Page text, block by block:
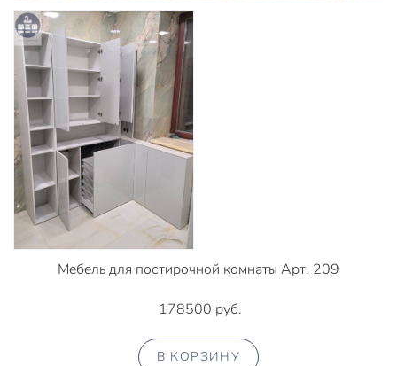
Мебель для постирочной комнаты Арт. 209
178500 руб.
В КОРЗИНУ